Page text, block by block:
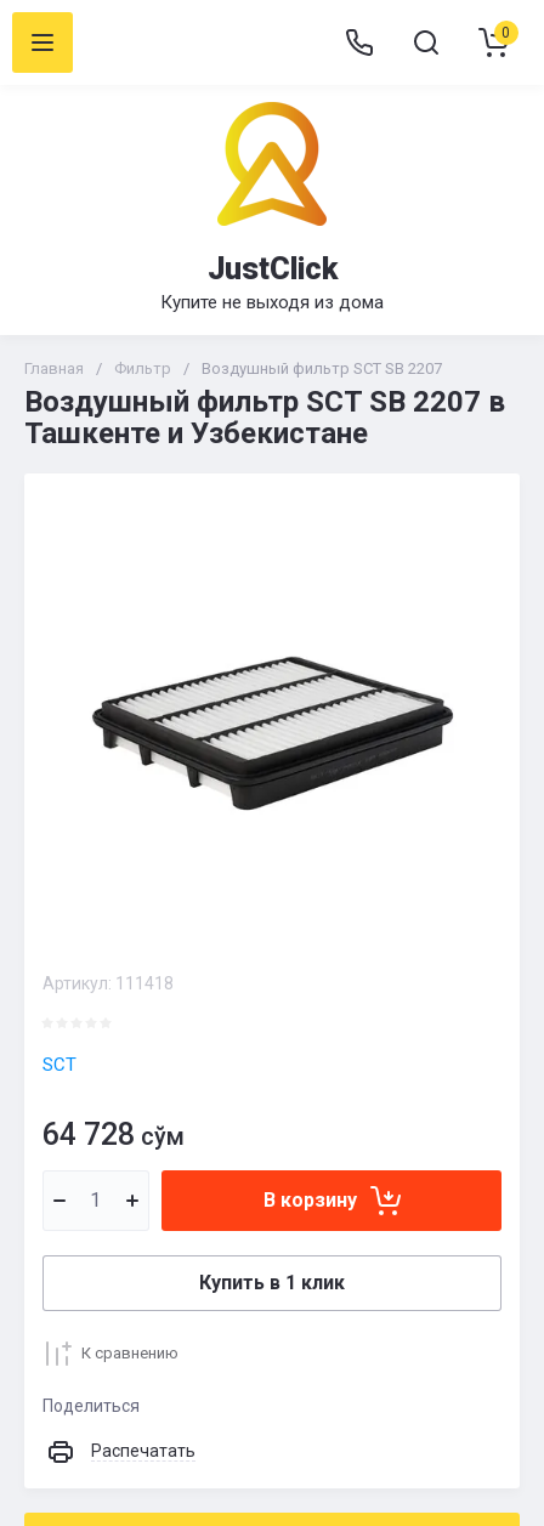
JustClick
Купите не выходя из дома
0
Главная / Фильтр / Воздушный фильтр SCT SB 2207
Воздушный фильтр SCT SB 2207 в
Ташкенте и Узбекистане
Артикул: 111418
SCT
64 728 сўм
В корзину
Купить в 1 клик
К сравнению
Поделиться
Распечатать